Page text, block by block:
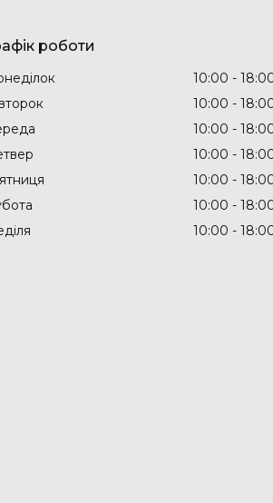
роботи
10:00
10:00
10:00
10:00
10:00
10:00
10:00